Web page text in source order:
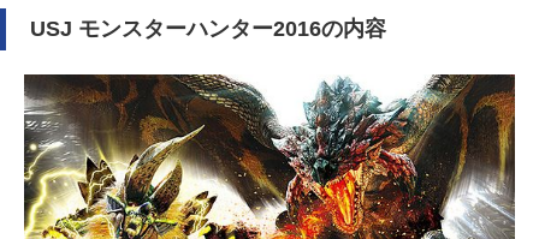
USJ モンスターハンター2016の内容